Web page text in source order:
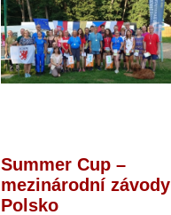
Summer Cup –
mezinárodní závody
Polsko